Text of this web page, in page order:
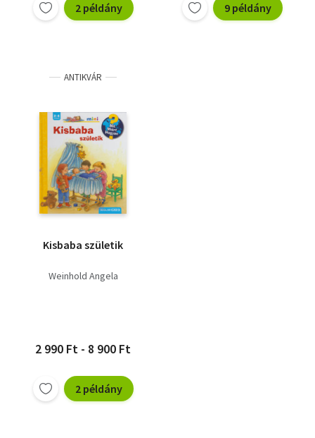
2 példány 9 példány
ANTIKVÁR
Kisbaba születik
Weinhold Angela
2 990 Ft - 8 900 Ft
2 példány